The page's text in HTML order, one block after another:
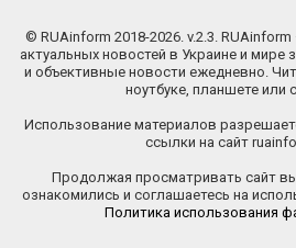
© RUAinform 2018-2026. v.2.3.
актуальных новостей в Украине и мире
и объективные новости ежедневно.
ноутбуке, планшете или
Использование материалов
ссылки на сайт
Продолжая просматривать сайт
ознакомились и соглашаетесь на
Политика использования